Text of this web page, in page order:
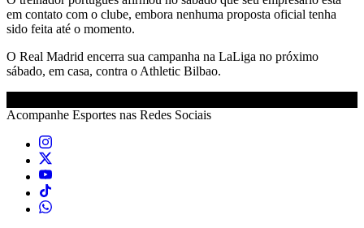
em contato com o clube, embora nenhuma proposta oficial tenha
sido feita até o momento.
O Real Madrid encerra sua campanha na LaLiga no próximo
sábado, em casa, contra o Athletic Bilbao.
Acompanhe Esportes nas Redes Sociais